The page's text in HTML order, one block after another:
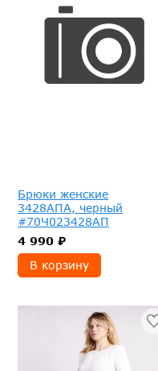
Брюки женские
3428АПА, черный
#70Ч023428АП
4 990 ₽
В корзину